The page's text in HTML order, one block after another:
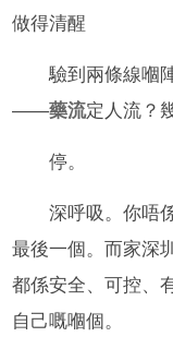
做得清醒
驗到兩條線嗰
——藥流定人流？
停。
深呼吸。你唔
最後一個。而家深
都係安全、可控、
自己嘅嗰個。